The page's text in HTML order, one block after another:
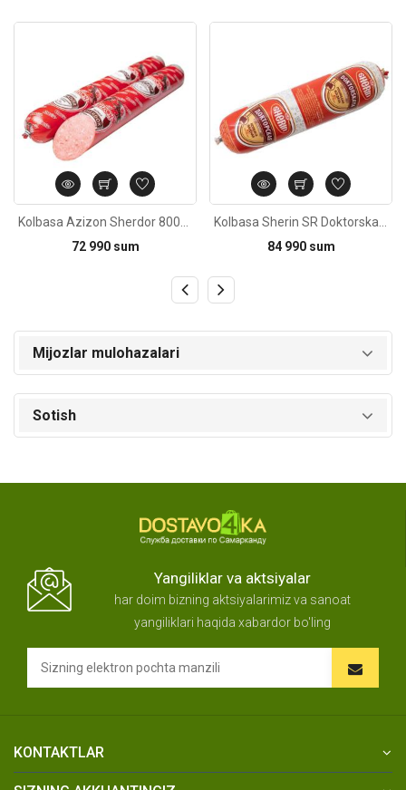
72 990 sum
84 990 sum
Mijozlar mulohazalari
Sotish
Yangiliklar va aktsiyalar
har doim bizning aktsiyalarimiz va sanoat
yangiliklari haqida xabardor bo'ling
KONTAKTLAR